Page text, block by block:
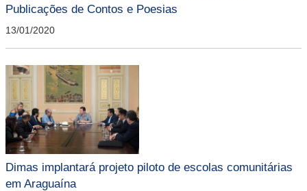
Publicações de Contos e Poesias
13/01/2020
Dimas implantará projeto piloto de escolas comunitárias
em Araguaína